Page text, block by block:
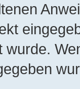
wurde.